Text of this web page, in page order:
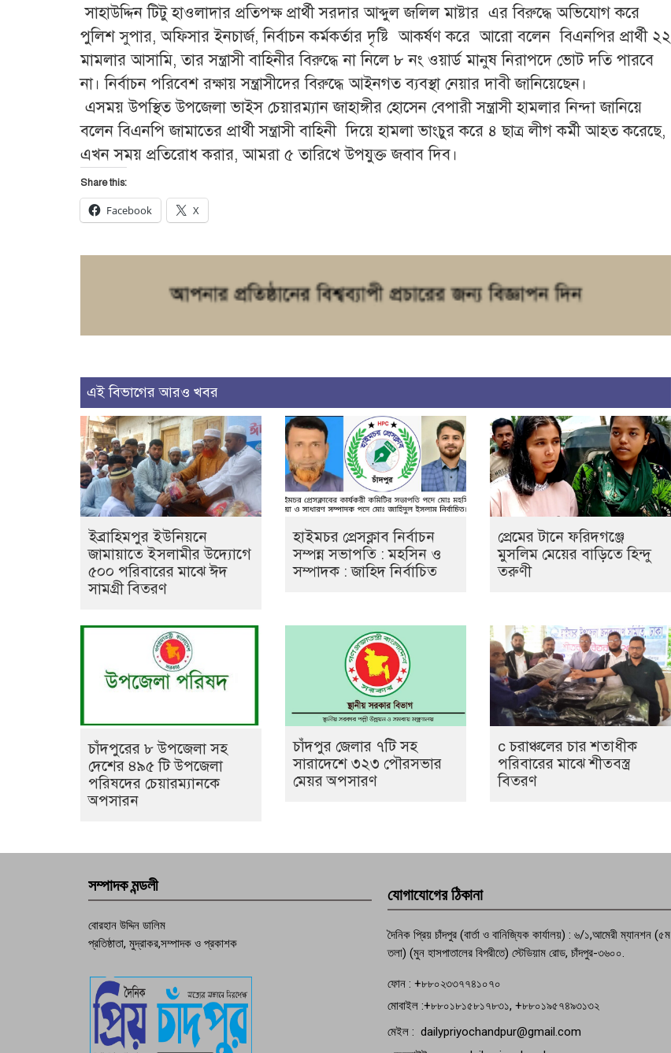
সাহাউদ্দিন টিটু হাওলাদার প্রতিপক্ষ প্রার্থী সরদার আব্দুল জলিল মাষ্টার এর বিরুদ্ধে অভিযোগ করে
পুলিশ সুপার, অফিসার ইনচার্জ, নির্বাচন কর্মকর্তার দৃষ্টি আকর্ষণ করে আরো বলেন বিএনপির প্রার্থী ২২
মামলার আসামি, তার সন্ত্রাসী বাহিনীর বিরুদ্ধে না নিলে ৮ নং ওয়ার্ড মানুষ নিরাপদে ভোট দতি পারবে
না। নির্বাচন পরিবেশ রক্ষায় সন্ত্রাসীদের বিরুদ্ধে আইনগত ব্যবস্থা নেয়ার দাবী জানিয়েছেন।
এসময় উপস্থিত উপজেলা ভাইস চেয়ারম্যান জাহাঙ্গীর হোসেন বেপারী সন্ত্রাসী হামলার নিন্দা জানিয়ে
বলেন বিএনপি জামাতের প্রার্থী সন্ত্রাসী বাহিনী দিয়ে হামলা ভাংচুর করে ৪ ছাত্র লীগ কর্মী আহত করেছে,
এখন সময় প্রতিরোধ করার, আমরা ৫ তারিখে উপযুক্ত জবাব দিব।
Share this:
Facebook X
এই বিভাগের আরও খবর
ইব্রাহিমপুর ইউনিয়নে
জামায়াতে ইসলামীর উদ্যোগে
৫০০ পরিবারের মাঝে ঈদ
সামগ্রী বিতরণ
হাইমচর প্রেসক্লাব নির্বাচন
সম্পন্ন সভাপতি : মহসিন ও
সম্পাদক : জাহিদ নির্বাচিত
প্রেমের টানে ফরিদগঞ্জে
মুসলিম মেয়ের বাড়িতে হিন্দু
তরুণী
চাঁদপুরের ৮ উপজেলা সহ
দেশের ৪৯৫ টি উপজেলা
পরিষদের চেয়ারম্যানকে
অপসারন
চাঁদপুর জেলার ৭টি সহ
সারাদেশে ৩২৩ পৌরসভার
মেয়র অপসারণ
c চরাঞ্চলের চার শতাধীক
পরিবারের মাঝে শীতবস্ত্র
বিতরণ
সম্পাদক মন্ডলী
বোরহান উদ্দিন ডালিম
প্রতিষ্ঠাতা, মুদ্রাকর,সম্পাদক ও প্রকাশক
যোগাযোগের ঠিকানা
দৈনিক প্রিয় চাঁদপুর (বার্তা ও বানিজ্যিক কার্যালয়) : ৬/১,আমেরী ম্যানশন (৫ম
তলা) (মুন হাসপাতালের বিপরীতে) স্টেডিয়াম রোড, চাঁদপুর-৩৬০০.
ফোন : +৮৮০২৩৩৭৭৪১০৭০
মোবাইল :+৮৮০১৮১৫৮১৭৮৩১, +৮৮০১৯৫৭৪৯৩১৩২
মেইল : dailypriyochandpur@gmail.com